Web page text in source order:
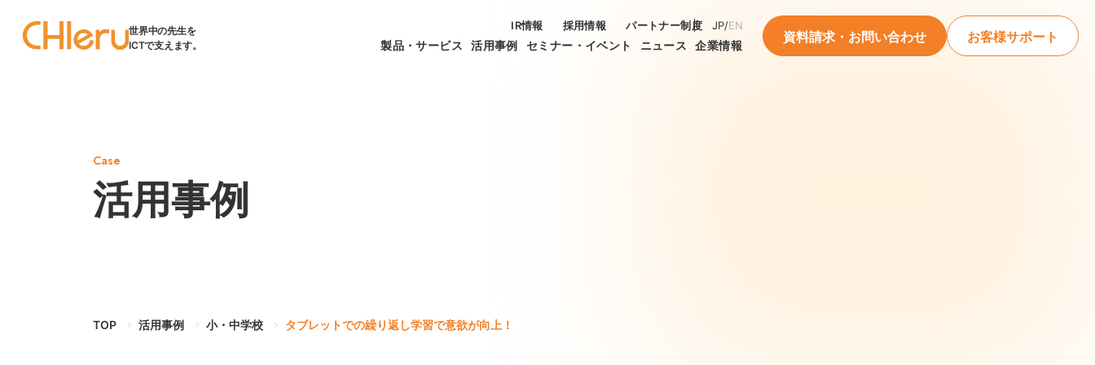
世界中の先生を
ICTで支えます。
製品・サービス 活用事例 セミナー・イベント ニュース 企業情報
IR情報 採用情報 パートナー制度 JP/EN
資料請求・お問い合わせ お客様サポート
Case
活用事例
TOP 活用事例 小・中学校 タブレットでの繰り返し学習で意欲が向上！